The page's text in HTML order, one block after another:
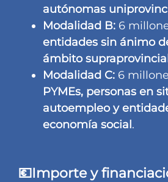
autónomas
Modalidad B: 6
entidades sin ánimo
ámbito supraprovincial
Modalidad C: 6
PYMEs, personas en
autoempleo y
economía social .
💶Importe y